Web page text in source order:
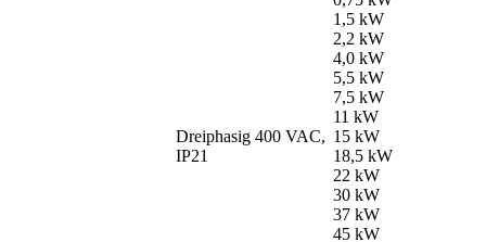
Dreiphasig 400 VAC,
IP21
1,5 kW
2,2 kW
4,0 kW
5,5 kW
7,5 kW
11 kW
15 kW
18,5 kW
22 kW
30 kW
37 kW
45 kW